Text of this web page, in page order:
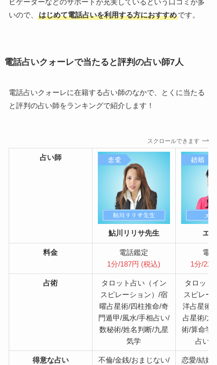
ビゲーターなどのサポートが充実しているという口コミが多
いので、
はじめて電話占いを利用する方におすすめです。
電話占いクォーレで当たると評判の占い師7人
電話占いクォーレに在籍する占い師のなかで、とくに当たる
と評判の占い師をランキングで紹介します！
スクロールできます
占い師
鮎川リリサ先生 エ
料金
電話鑑定
1分/187円 (税込)
電
1分/
占術
タロット占い（イン
スピレーション）/宿
曜占星術/四柱推命/奇
門遁甲/風水/手相占い/
数秘術/姓名判断/九星
気学
タロット
スピレー
洋占星術/
占星術/九
術/算命学/
占い
得意な占い
不倫/金銭/おまじない/
恋愛/結婚/